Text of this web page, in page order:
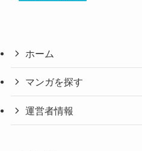
ホーム
マンガを探す
運営者情報